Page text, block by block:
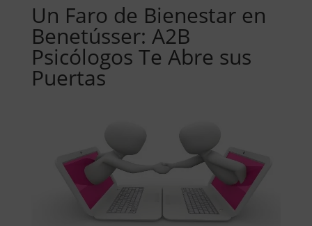
Un Faro de Bienestar en
Benetússer: A2B
Psicólogos Te Abre sus
Puertas